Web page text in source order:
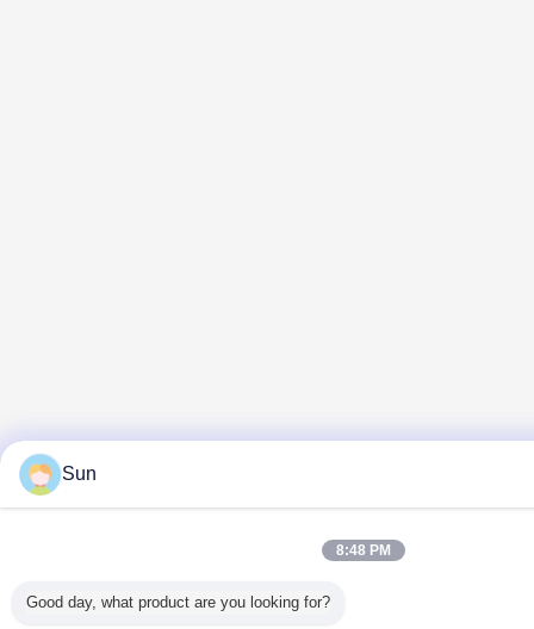
Sun
8:48 PM
Good day, what product are you looking for?